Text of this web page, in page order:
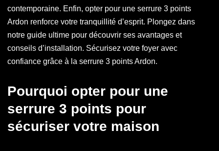
contemporaine. Enfin, opter pour une serrure 3 points
Ardon renforce votre tranquillité d’esprit. Plongez dans
notre guide ultime pour découvrir ses avantages et
conseils d’installation. Sécurisez votre foyer avec
confiance grâce à la serrure 3 points Ardon.
Pourquoi opter pour une
serrure 3 points pour
sécuriser votre maison